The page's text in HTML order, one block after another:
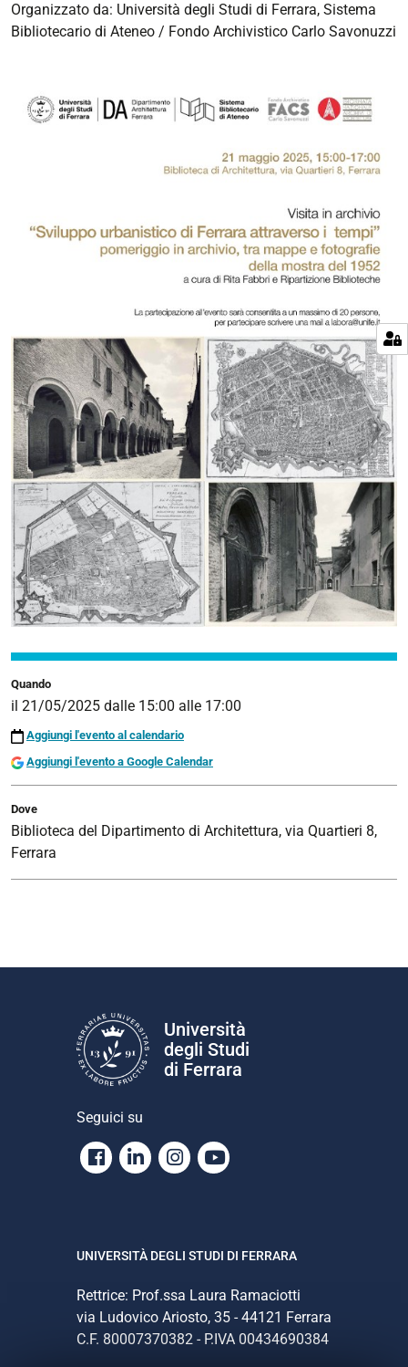
Quando
il 21/05/2025 dalle 15:00 alle 17:00
Aggiungi l'evento al calendario
Aggiungi l'evento a Google Calendar
Dove
Biblioteca del Dipartimento di Architettura, via Quartieri 8,
Ferrara
Organizzato da: Università degli Studi di Ferrara, Sistema
Bibliotecario di Ateneo / Fondo Archivistico Carlo Savonuzzi
Università
degli Studi
di Ferrara
Seguici su
Facebook
LinkedinInstagram
Youtube
UNIVERSITÀ DEGLI STUDI DI FERRARA
Rettrice: Prof.ssa Laura Ramaciotti
via Ludovico Ariosto, 35 - 44121 Ferrara
C.F. 80007370382 - P.IVA 00434690384